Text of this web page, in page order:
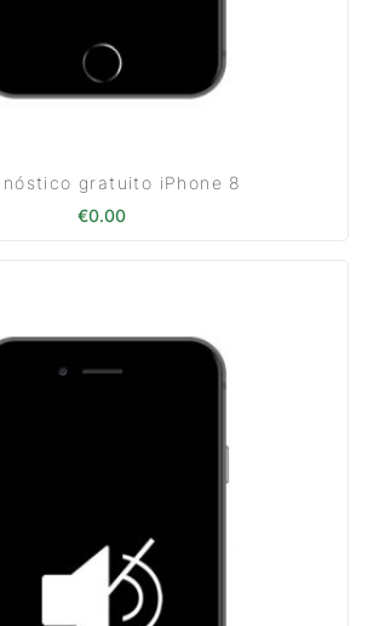
gratuito iPhone 8
€0.00